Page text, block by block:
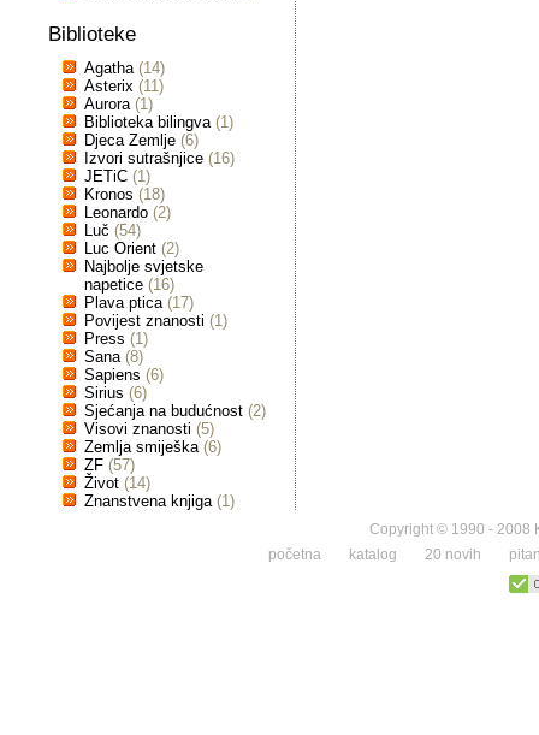
Biblioteke
Agatha (14)
Asterix (11)
Aurora (1)
Biblioteka bilingva (1)
Djeca Zemlje (6)
Izvori sutrašnjice (16)
JETiC (1)
Kronos (18)
Leonardo (2)
Luč (54)
Luc Orient (2)
Najbolje svjetske
napetice (16)
Plava ptica (17)
Povijest znanosti (1)
Press (1)
Sana (8)
Sapiens (6)
Sirius (6)
Sjećanja na budućnost (2)
Visovi znanosti (5)
Zemlja smiješka (6)
ZF (57)
Život (14)
Znanstvena knjiga (1)
Copyright © 1990 - 2008
početna
katalog 20 novih